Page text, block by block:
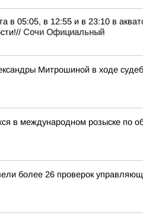
в 05:05, в 12:55 и в 23:10 в
Сочи Официальный
Митрошиной в ходе
в международном розыске
более 26 проверок